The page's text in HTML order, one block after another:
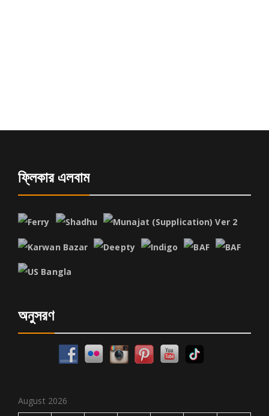
ফ্লিকার এলবাম
অনুসরণ
August 2026